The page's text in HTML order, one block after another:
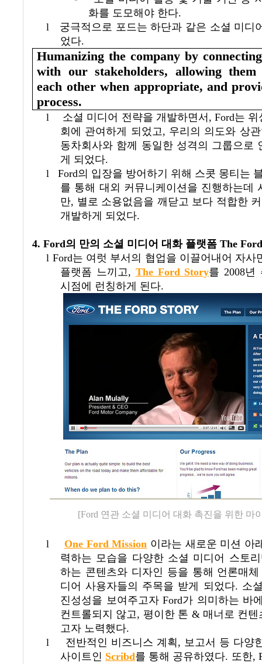
화를 도모해야 한다.
l
궁극적으로 포드는 하단과 같은 소셜 미디
었다.
Humanizing the company by
with our stakeholders, allowing
each other when appropriate, and
process.
l 소셜 미디어 전략을 개발하면서 , Ford는 위
회에 관여하게 되었고, 우리의 의도와 상
동차회사와 함께 동일한 성격의 그룹으로
게 되었다.
l
Ford의 입장을 방어하기 위해 스콧 몽티는
를 통해 대외 커뮤니케이션을 진행하는데
만, 별로 소용없음을 깨닫고 보다 적합한
개발하게 되었다.
4. Ford의 만의 소셜 미디어 대화 플랫폼 The
l Ford는 여럿 부서의 협업을 이끌어내어 자사
플랫폼 느끼고, The Ford Story를 2008년
시점에 런칭하게 된다.
[Ford 연관 소셜 미디어 대화 촉진을 위한 마
l One Ford Mission 이라는 새로운 미션 아
력하는 모습을 다양한 소셜 미디어 스토
하는 콘텐츠와 디자인 등을 통해 언론매
디어 사용자들의 주목을 받게 되었다. 소
진성성을 보여주고자Ford가 의미하는 바
컨트롤되지 않고, 평이한 톤 & 매너로 컨
고자 노력했다.
l
전반적인 비즈니스 계획 , 보고서 등 다양
사이트인 Scribd를 통해 공유하였다. 또한,